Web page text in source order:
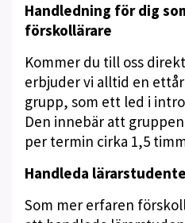
Handledning för dig
förskollärare
Kommer du till oss
erbjuder vi alltid en
grupp, som ett led i
Den innebär att
per termin cirka 1,5
Handleda
Som mer erfaren